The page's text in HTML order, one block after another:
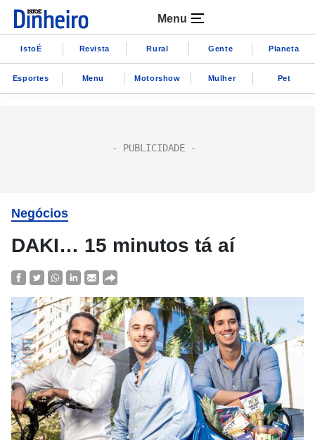
Menu
IstoÉ Revista Rural Gente Planeta
Esportes Menu Motorshow Mulher Pet
Negócios
DAKI… 15 minutos tá aí